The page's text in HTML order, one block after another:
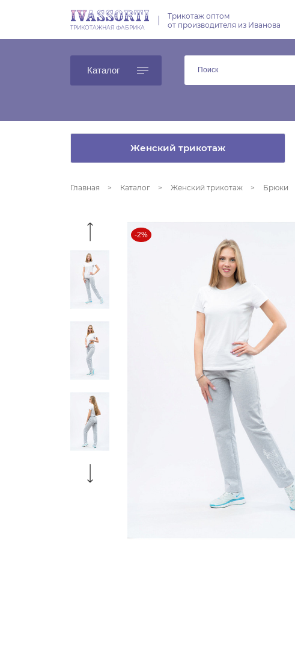
ТРИКОТАЖНАЯ ФАБРИКА
Трикотаж оптом
от производителя из Иванова
Каталог
Женский трикотаж
Главная Каталог Женский трикотаж Брюки
-2%